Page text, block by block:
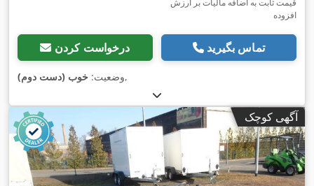
قیمت ثابت به اضافه مالیات بر ارزش
افزوده
درخواست کردن تماس بگیرید
وضعیت: خوب (دست دوم) ,
آگهی کوچک